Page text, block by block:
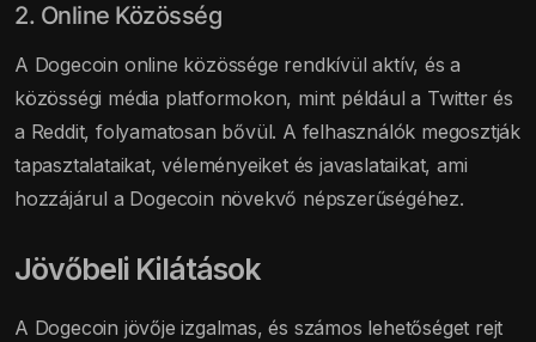
2. Online Közösség
A Dogecoin online közössége rendkívül aktív, és a
közösségi média platformokon, mint például a Twitter és
a Reddit, folyamatosan bővül. A felhasználók megosztják
tapasztalataikat, véleményeiket és javaslataikat, ami
hozzájárul a Dogecoin növekvő népszerűségéhez.
Jövőbeli Kilátások
A Dogecoin jövője izgalmas, és számos lehetőséget rejt